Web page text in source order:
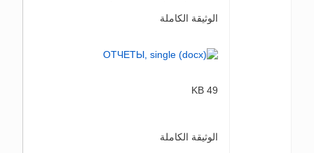
الوثيقة الكاملة
49 KB
الوثيقة الكاملة